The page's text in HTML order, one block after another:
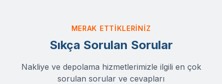
MERAK ETTIKLERINIZ
Sıkça Sorulan Sorular
Nakliye ve depolama hizmetlerimizle ilgili en çok
sorulan sorular ve cevapları